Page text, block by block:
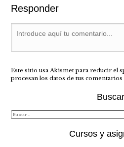
Responder
Este sitio usa Akismet para reducir el
procesan los datos de tus comentarios
Buscar
Cursos y